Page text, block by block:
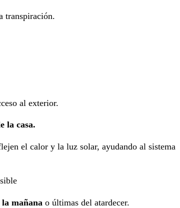
transpiración.
al exterior.
la casa.
el calor y la luz solar, ayudando al sistema
mañana o últimas del atardecer.